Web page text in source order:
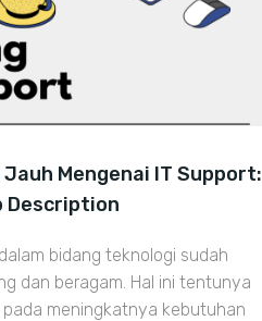
Mengenai IT Support:
Description
bidang teknologi sudah
dan beragam. Hal ini tentunya
meningkatnya kebutuhan